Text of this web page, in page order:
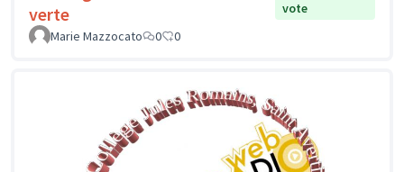
verte
vote
Marie Mazzocato
0 0